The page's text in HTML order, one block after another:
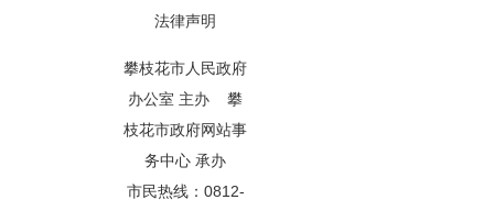
法律声明
攀枝花市人民政府
办公室 主办 攀
枝花市政府网站事
务中心 承办
市民热线：0812-